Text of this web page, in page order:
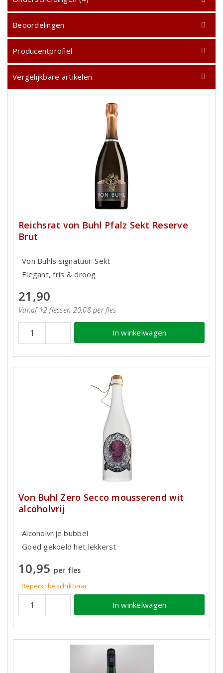
Beoordelingen
Producentprofiel
Vergelijkbare artikelen
Reichsrat von Buhl Pfalz Sekt Reserve
Brut
Von Buhls signatuur-Sekt
Elegant, fris & droog
21,90
Vanaf 12 flessen 20,08 per fles
In winkelwagen
Von Buhl Zero Secco mousserend wit
alcoholvrij
Alcoholvrije bubbel
Goed gekoeld het lekkerst
10,95 per fles
Beperkt beschikbaar
In winkelwagen